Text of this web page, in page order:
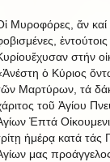
Μυροφόρες, ἄν καί
στήν
ὁ Κύριος
Μαρτύρων, τά
τοῦ Ἁγίου
Ἐπτά
ἡμέρᾳ κατά
μας